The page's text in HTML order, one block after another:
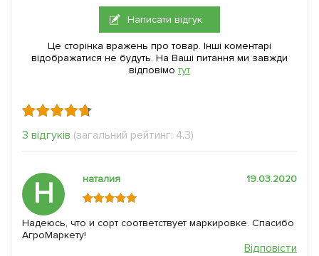
Написати відгук
Це сторінка вражень про товар. Інші коментарі
відображатися не будуть. На Ваші питання ми завжди
відповімо тут
3 відгуків (загальний рейтинг: 4.3)
Н наталия 19.03.2020
Надеюсь, что и сорт соответствует маркировке. Спасибо
АгроМаркету!
Відповісти